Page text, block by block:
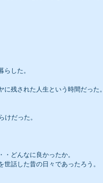
した。
残された人生という時間だった。
けだった。
どんなに良かったか。
話した昔の日々であったろう。